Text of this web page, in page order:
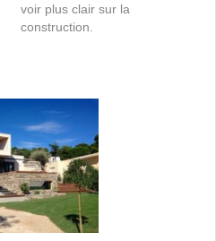
voir plus clair sur la
construction.